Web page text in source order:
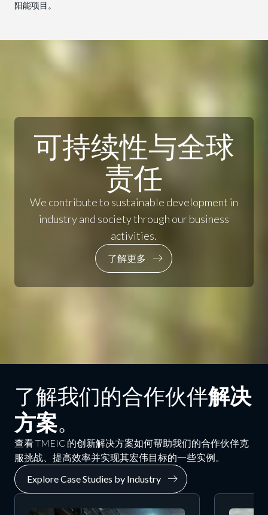
阳能项目。
可持续性与全球
责任
We contribute to sustainable development in
industry and society through our business
activities.
了解更多
了解我们的合作伙伴解决
方案。
查看 TMEIC 的创新解决方案如何帮助我们的合作伙伴克
服挑战、提高效率并实现其宏伟目标的一些实例。
Explore Case Studies by Industry